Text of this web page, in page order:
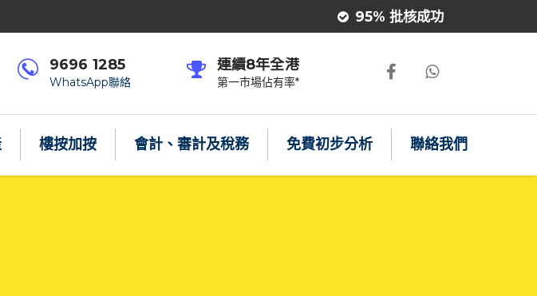
95% 批核成功
9696 1285
WhatsApp聯絡
連續8年全港
第一市場佔有率*
樓按加按 會計、審計及稅務 免費初步分析 聯絡我們